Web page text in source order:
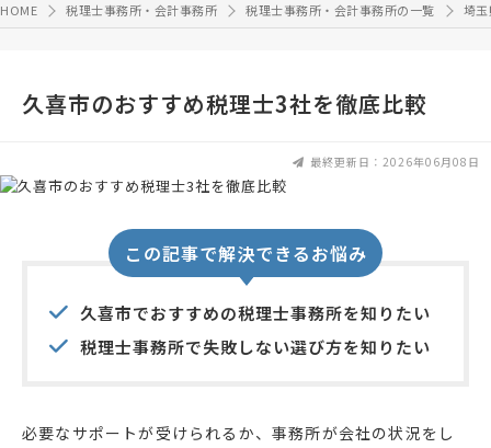
HOME 税理士事務所・会計事務所 税理士事務所・会計事務所の一覧 埼
久喜市のおすすめ税理士3社を徹底比較
最終更新日：2026年06月08日
この記事で解決できるお悩み
久喜市でおすすめの税理士事務所を知りたい
税理士事務所で失敗しない選び方を知りたい
必要なサポートが受けられるか、事務所が会社の状況をし